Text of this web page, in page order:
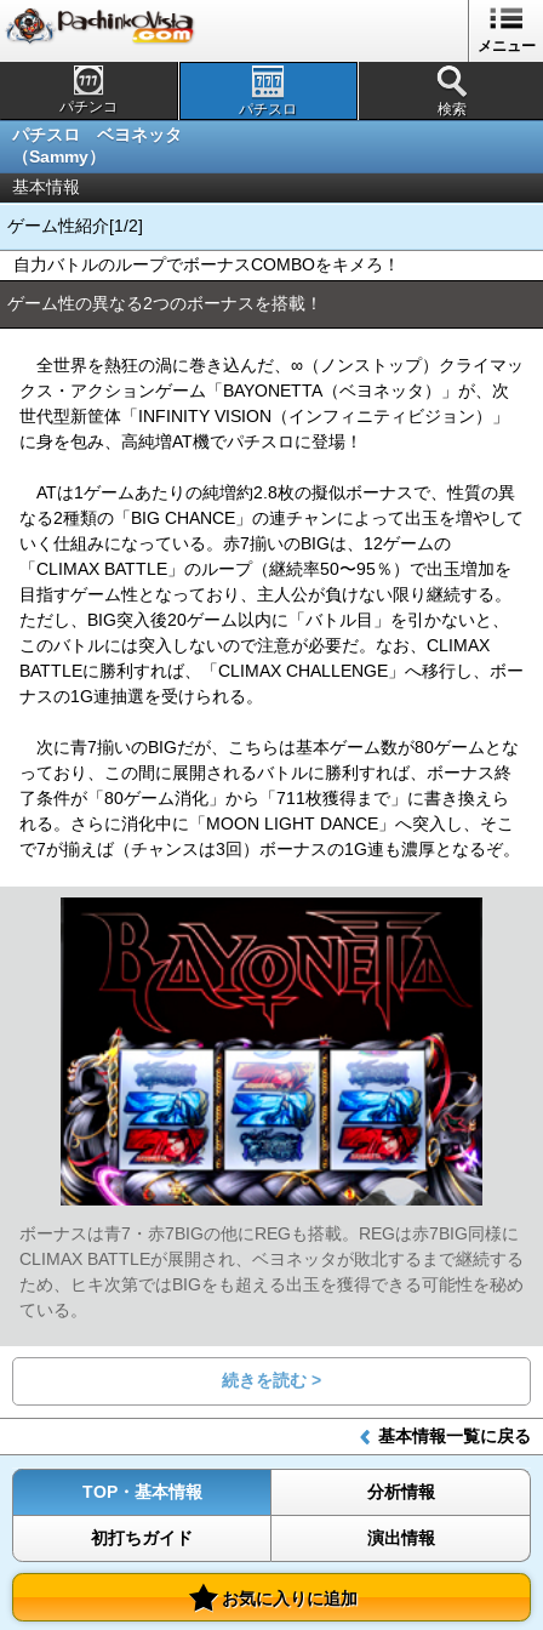
メニュー
パチンコ パチスロ 検索
パチスロ ベヨネッタ
（Sammy）
基本情報
ゲーム性紹介[1/2]
自力バトルのループでボーナスCOMBOをキメろ！
ゲーム性の異なる2つのボーナスを搭載！
全世界を熱狂の渦に巻き込んだ、∞（ノンストップ）クライマッ
クス・アクションゲーム「BAYONETTA（ベヨネッタ）」が、次
世代型新筐体「INFINITY VISION（インフィニティビジョン）」
に身を包み、高純増AT機でパチスロに登場！
ATは1ゲームあたりの純増約2.8枚の擬似ボーナスで、性質の異
なる2種類の「BIG CHANCE」の連チャンによって出玉を増やして
いく仕組みになっている。赤7揃いのBIGは、12ゲームの
「CLIMAX BATTLE」のループ（継続率50〜95％）で出玉増加を
目指すゲーム性となっており、主人公が負けない限り継続する。
ただし、BIG突入後20ゲーム以内に「バトル目」を引かないと、
このバトルには突入しないので注意が必要だ。なお、CLIMAX
BATTLEに勝利すれば、「CLIMAX CHALLENGE」へ移行し、ボー
ナスの1G連抽選を受けられる。
次に青7揃いのBIGだが、こちらは基本ゲーム数が80ゲームとな
っており、この間に展開されるバトルに勝利すれば、ボーナス終
了条件が「80ゲーム消化」から「711枚獲得まで」に書き換えら
れる。さらに消化中に「MOON LIGHT DANCE」へ突入し、そこ
で7が揃えば（チャンスは3回）ボーナスの1G連も濃厚となるぞ。
ボーナスは青7・赤7BIGの他にREGも搭載。REGは赤7BIG同様に
CLIMAX BATTLEが展開され、ベヨネッタが敗北するまで継続する
ため、ヒキ次第ではBIGをも超える出玉を獲得できる可能性を秘め
ている。
続きを読む >
基本情報一覧に戻る
TOP・基本情報 分析情報
初打ちガイド 演出情報
お気に入りに追加